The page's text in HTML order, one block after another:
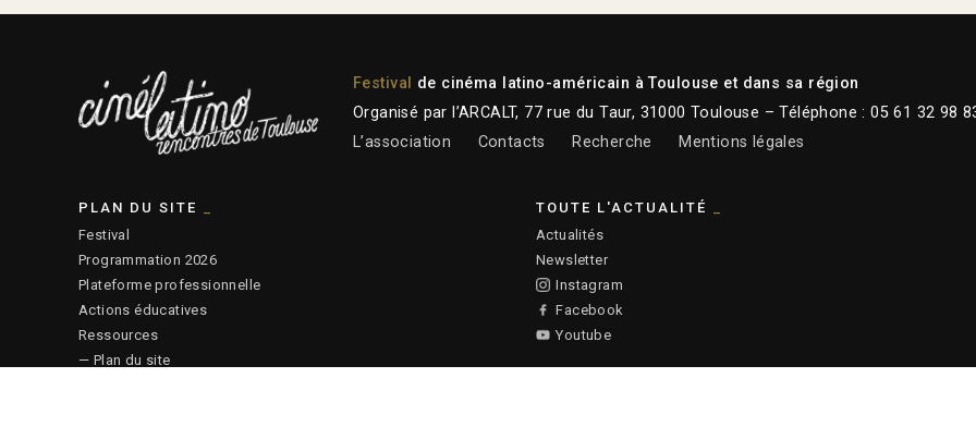
Festival
de cinéma latino-américain à Toulouse et dans sa région
Organisé par l’ARCALT, 77 rue du Taur, 31000 Toulouse – Téléphone : 05 61 32 98
L’association
Contacts Recherche Mentions légales
PLAN DU SITE
Festival
Programmation 2026
Plateforme professionnelle
Actions éducatives
Ressources
— Plan du site
TOUTE L'ACTUALITÉ
Actualités
Newsletter
Instagram
Facebook
Youtube